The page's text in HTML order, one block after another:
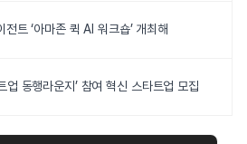
트 ‘아마존 퀵 AI 워크숍’ 개최해
업 동행라운지’ 참여 혁신 스타트업 모집